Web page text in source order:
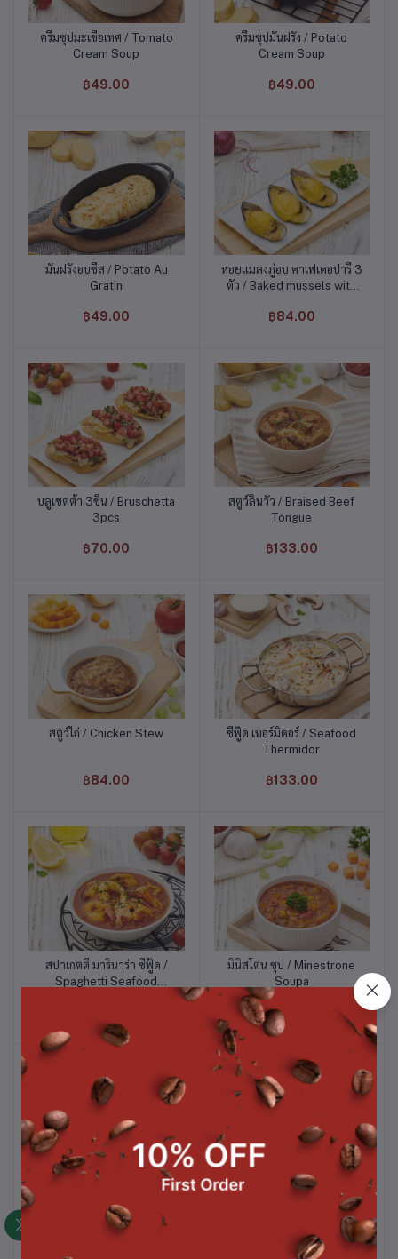
หยิบใส่ตะกร้า
ครีมซุปมะเขือเทศ / Tomato
Cream Soup
฿49.00
หยิบใส่ตะกร้า
ครีมซุปมันฝรั่ง / Potato
Cream Soup
฿49.00
หยิบใส่ตะกร้า
มันฝรั่งอบชีส / Potato Au
Gratin
฿49.00
หยิบใส่ตะกร้า
หอยแมลงภู่อบ คาเฟเดอปารี 3
ตัว / Baked mussels with
฿84.00
หยิบใส่ตะกร้า
บลูเชตต้า 3ชิ้น / Bruschetta
3pcs
฿70.00
หยิบใส่ตะกร้า
สตูว์ลิ้นวัว / Braised Beef
Tongue
฿133.00
หยิบใส่ตะกร้า
สตูว์ไก่ / Chicken Stew
฿84.00
หยิบใส่ตะกร้า
ซีฟู๊ด เทอร์มิดอร์ / Seafood
Thermidor
฿133.00
หยิบใส่ตะกร้า
สปาเกตตี้ มารินาร่า ซีฟู้ด /
Spaghetti Seafood
หยิบใส่ตะกร้า
มินิสโตน ซุป / Minestrone
Soupa
฿49.00
Goulash Soup
หยิบใส่ตะกร้า
ข้าวหุงเนย / Butter Rice
฿14.00